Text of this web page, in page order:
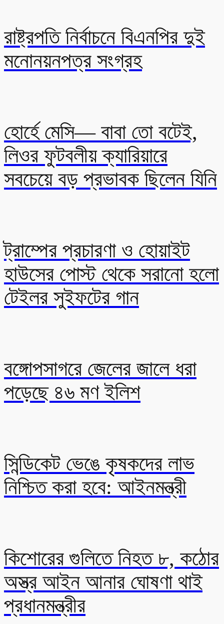
রাষ্ট্রপতি নির্বাচনে বিএনপির দুই
মনোনয়নপত্র সংগ্রহ
হোর্হে মেসি— বাবা তো বটেই,
লিওর ফুটবলীয় ক্যারিয়ারে
সবচেয়ে বড় প্রভাবক ছিলেন যিনি
ট্রাম্পের প্রচারণা ও হোয়াইট
হাউসের পোস্ট থেকে সরানো হলো
টেইলর সুইফটের গান
বঙ্গোপসাগরে জেলের জালে ধরা
পড়েছে ৪৬ মণ ইলিশ
সিন্ডিকেট ভেঙে কৃষকদের লাভ
নিশ্চিত করা হবে: আইনমন্ত্রী
কিশোরের গুলিতে নিহত ৮, কঠোর
অস্ত্র আইন আনার ঘোষণা থাই
প্রধানমন্ত্রীর